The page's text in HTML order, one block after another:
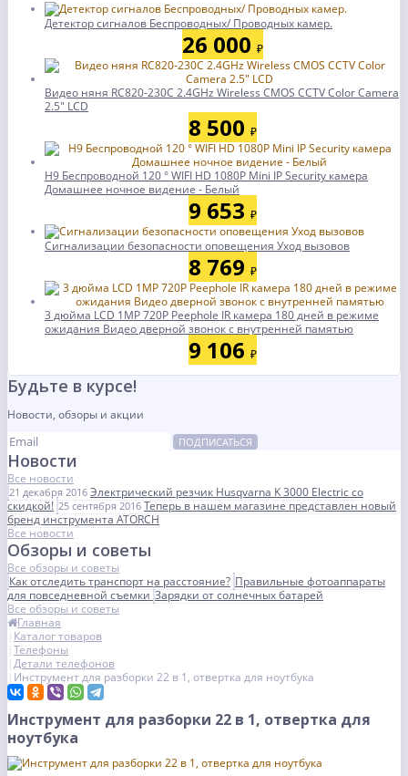
Детектор сигналов Беспроводных/ Проводных камер.
26 000 ₽
Видео няня RC820-230C 2.4GHz Wireless CMOS CCTV Color Camera
2.5" LCD
8 500 ₽
H9 Беспроводной 120 ° WIFI HD 1080P Mini IP Security камера
Домашнее ночное видение - Белый
9 653 ₽
Сигнализации безопасности оповещения Уход вызовов
8 769 ₽
3 дюйма LCD 1MP 720P Peephole IR камера 180 дней в режиме
ожидания Видео дверной звонок с внутренней памятью
9 106 ₽
Будьте в курсе!
Новости, обзоры и акции
ПОДПИСАТЬСЯ
Новости
Все новости
21 декабря 2016 Электрический резчик Husqvarna K 3000 Electric со
скидкой! 25 сентября 2016 Теперь в нашем магазине представлен новый
бренд инструмента ATORCH
Все новости
Обзоры и советы
Все обзоры и советы
Как отследить транспорт на расстояние? Правильные фотоаппараты
для повседневной съемкиЗарядки от солнечных батарей
Все обзоры и советы
Главная
Каталог товаров
Телефоны
Детали телефонов
Инструмент для разборки 22 в 1, отвертка для ноутбука
Инструмент для разборки 22 в 1, отвертка для
ноутбука